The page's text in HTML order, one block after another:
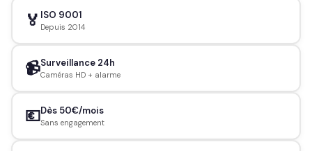
🏅 ISO 9001
Depuis 2014
📹Surveillance 24h
Caméras HD + alarme
💶Dès 50€/mois
Sans engagement